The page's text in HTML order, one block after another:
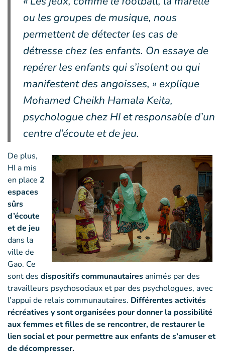
ou les groupes de musique, nous
permettent de détecter les cas de
détresse chez les enfants. On essaye de
repérer les enfants qui s’isolent ou qui
manifestent des angoisses, » explique
Mohamed Cheikh Hamala Keita,
psychologue chez HI et responsable d’un
centre d’écoute et de jeu.
De plus,
HI a mis
en place 2
espaces
sûrs
d’écoute
et de jeu
dans la
ville de
Gao. Ce
sont des dispositifs communautairesanimés par des
travailleurs psychosociaux et par des psychologues, avec
l’appui de relais communautaires. Différentes activités
récréatives y sont organisées pour donner la possibilité
aux femmes et filles de se rencontrer, de restaurer le
lien social et pour permettre aux enfants de s’amuser et
de décompresser.